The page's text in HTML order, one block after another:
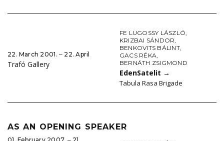
22. March 2001. ‒ 22. April
Trafó Gallery
FE LUGOSSY LÁSZLÓ,
KRIZBAI SÁNDOR,
BENKOVITS BÁLINT,
GACS RÉKA,
BERNÁTH ZSIGMOND
EdenSatelit →
Tabula Rasa Brigade
AS AN OPENING SPEAKER